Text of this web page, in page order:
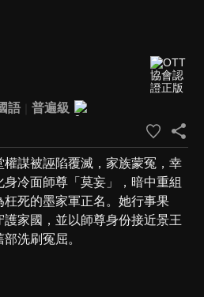
語
普遍級
謀被誣陷覆滅，家族蒙冤，幸
冷面師尊「莫妄」，暗中重組
死的墨家軍正名。她行事果
家國，並以師尊身份接近景王
洗刷冤屈。